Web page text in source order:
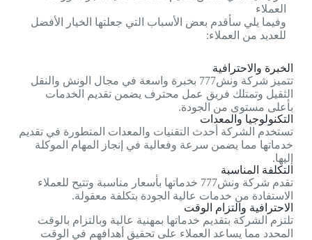
العملاء
وفيما يلي سأقدم بعض الأسباب التي جعلتها الخيار الأفضل
للعديد من العملاء:
الخبرة والاحترافية
تتميز شركة ونش777 بخبرة واسعة في مجال الونش والنقل
الثقيل وتمتلك فريق عمل محترف يضمن تقديم الخدمات
بأعلى مستوى من الجودة.
التكنولوجيا والمعدات
تستخدم الشركة أحدث التقنيات والمعدات المتطورة في تقديم
خدماتها مما يضمن سرعة وفعالية في إنجاز المهام الموكلة
إليها.
التكلفة المناسبة
تقدم شركة ونش777 خدماتها بأسعار مناسبة وتتيح للعملاء
الاستفادة من خدمات عالية الجودة بتكلفة معقولة.
الاحترافية والتزام الوقت
تلتزم الشركة بتقديم خدماتها بمهنية عالية وبالتزام بالوقت
المحدد مما يساعد العملاء على تحقيق أهدافهم في الوقت